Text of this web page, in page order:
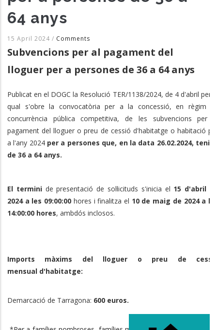
64 anys
15 April 2024 / Comments
Subvencions per al pagament del
lloguer per a persones de 36 a 64 anys
Publicat en el DOGC la Resolució TER/1138/2024, de 4 d'abril per
qual s'obre la convocatòria per a la concessió, en règim
concurrència pública competitiva, de les subvencions per
pagament del lloguer o preu de cessió d'habitatge o habitació
a l'any 2024 per a persones que, en la data 26.02.2024,
de 36 a 64 anys.
El terminide presentació de sol·licituds s'inicia el 15 d'abril
2024 a les 09:00:00 hores i finalitza el 10 de maig de 2024 a
14:00:00 hores, ambdós inclosos.
Imports màxims del lloguer o preu de
mensual d'habitatge:
Demarcació de Tarragona: 600 euros.